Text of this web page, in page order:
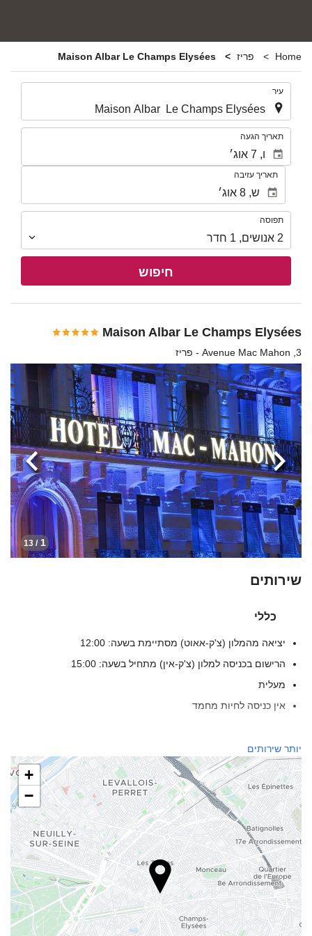
Home פריז
עיר
תאריך הגעה
תאריך עזיבה
תפוסה
תפוסה
2 אנושים,
1 חדר
חיפוש
Maison Albar Le Champs Elysées
3, Avenue Mac Mahon - פריז
1
/ 13
הקודמת הבא
שירותים
כללי
יציאה מהמלון (צ'ק-אאוט) מסתיימת בשעה: 12:00
הרישום בכניסה למלון (צ'ק-אין) מתחיל בשעה: 15:00
מעלית
אין כניסה לחיות מחמד
דלפק קבלה 24 שעות ביממה
אחסון מטען
מזון ומשקאות
מסעדת א־לה־קארט
בר
מתקנים לעסקים
מרכז עסקים
יותר שירותים
+
−